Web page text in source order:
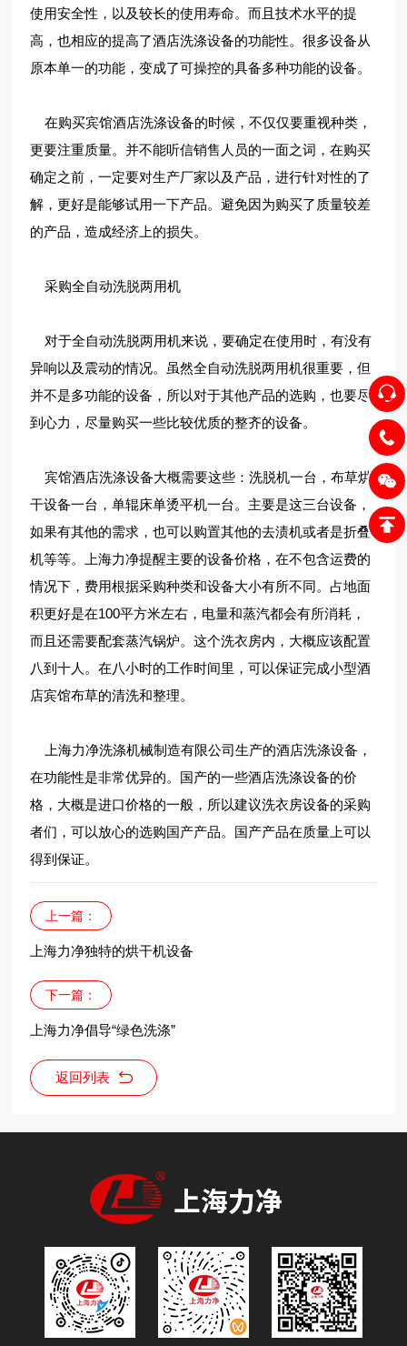
使用安全性，以及较长的使用寿命。而且技术水平的提
高，也相应的提高了酒店洗涤设备的功能性。很多设备从
原本单一的功能，变成了可操控的具备多种功能的设备。
在购买宾馆酒店洗涤设备的时候，不仅仅要重视种类，
更要注重质量。并不能听信销售人员的一面之词，在购买
确定之前，一定要对生产厂家以及产品，进行针对性的了
解，更好是能够试用一下产品。避免因为购买了质量较差
的产品，造成经济上的损失。
采购全自动洗脱两用机
对于全自动洗脱两用机来说，要确定在使用时，有没有
异响以及震动的情况。虽然全自动洗脱两用机很重要，但
并不是多功能的设备，所以对于其他产品的选购，也要尽
到心力，尽量购买一些比较优质的整齐的设备。
宾馆酒店洗涤设备大概需要这些：洗脱机一台，布草烘
干设备一台，单辊床单烫平机一台。主要是这三台设备，
如果有其他的需求，也可以购置其他的去渍机或者是折叠
机等等。上海力净提醒主要的设备价格，在不包含运费的
情况下，费用根据采购种类和设备大小有所不同。占地面
积更好是在100平方米左右，电量和蒸汽都会有所消耗，
而且还需要配套蒸汽锅炉。这个洗衣房内，大概应该配置
八到十人。在八小时的工作时间里，可以保证完成小型酒
店宾馆布草的清洗和整理。
上海力净洗涤机械制造有限公司生产的酒店洗涤设备，
在功能性是非常优异的。国产的一些酒店洗涤设备的价
格，大概是进口价格的一般，所以建议洗衣房设备的采购
者们，可以放心的选购国产产品。国产产品在质量上可以
得到保证。
上一篇：
上海力净独特的烘干机设备
下一篇：
上海力净倡导“绿色洗涤”
返回列表